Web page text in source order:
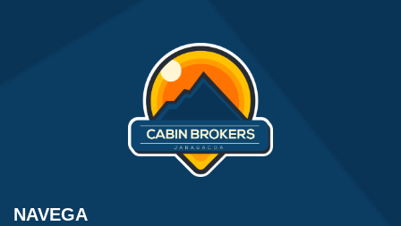
NAVEGA